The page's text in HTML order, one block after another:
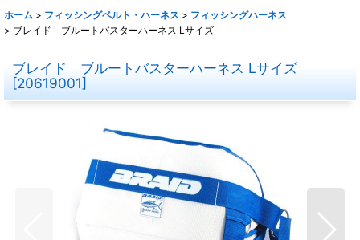
ホーム > フィッシングベルト・ハーネス > フィッシングハーネス
> ブレイド ブルートバスターハーネス Lサイズ
ブレイド ブルートバスターハーネス Lサイズ
[20619001]